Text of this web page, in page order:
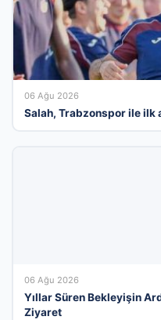
06 Ağu 2026
Salah, Trabzonspor ile ilk
06 Ağu 2026
Yıllar Süren Bekleyişin
Ziyaret